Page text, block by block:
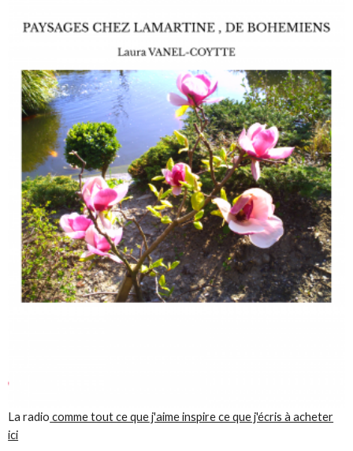
La radio comme tout ce que j'aime inspire ce que j'écris à acheter
ici